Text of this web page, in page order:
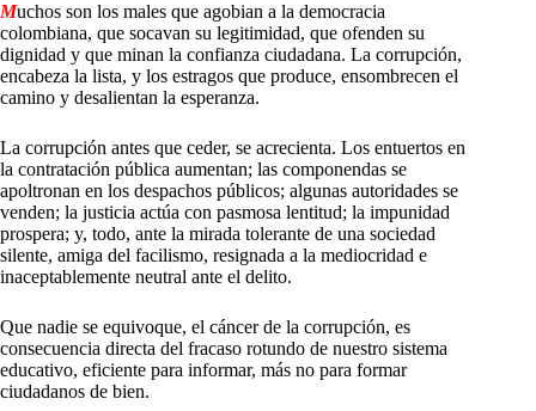
Muchos son los males que agobian a la democracia
colombiana, que socavan su legitimidad, que ofenden su
dignidad y que minan la confianza ciudadana. La corrupción,
encabeza la lista, y los estragos que produce, ensombrecen el
camino y desalientan la esperanza.
La corrupción antes que ceder, se acrecienta. Los entuertos en
la contratación pública aumentan; las componendas se
apoltronan en los despachos públicos; algunas autoridades se
venden; la justicia actúa con pasmosa lentitud; la impunidad
prospera; y, todo, ante la mirada tolerante de una sociedad
silente, amiga del facilismo, resignada a la mediocridad e
inaceptablemente neutral ante el delito.
Que nadie se equivoque, el cáncer de la corrupción, es
consecuencia directa del fracaso rotundo de nuestro sistema
educativo, eficiente para informar, más no para formar
ciudadanos de bien.